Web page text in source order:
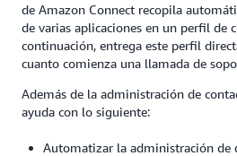
de Amazon Connect recopila
de varias aplicaciones en un perfil de
continuación, entrega este perfil
cuanto comienza una llamada de
Además de la administración de
ayuda con lo siguiente:
Automatizar la administración de